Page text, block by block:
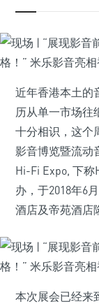
近年香港本土的
历从单一市场往
十分相识，这个
影音博览暨流动
Hi-Fi Expo, 下称
办，于2018年6
酒店及帝苑酒店
本次展会已经来